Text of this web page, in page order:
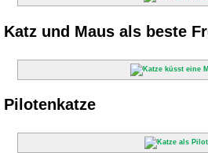
Katz und Maus als beste
Pilotenkatze